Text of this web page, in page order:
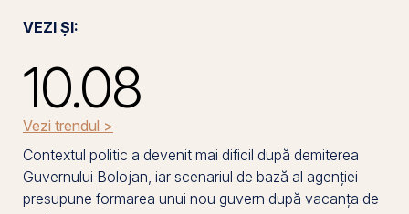
VEZI ȘI:
10.08
Vezi trendul >
Contextul politic a devenit mai dificil după demiterea
Guvernului Bolojan, iar scenariul de bază al agenției
presupune formarea unui nou guvern după vacanța de